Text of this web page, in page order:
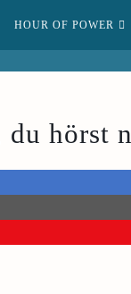
HOUR OF POWER
hörst